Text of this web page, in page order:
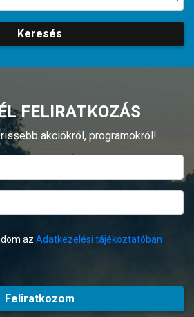
Keresés
FELIRATKOZÁS
akciókról, programokról!
az Adatkezelési tájékoztatóban
Feliratkozom